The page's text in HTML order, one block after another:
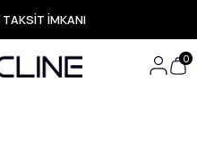
TAKSİT İMKANI
KARGO
Özel Fırsatlar
Teslimat
0